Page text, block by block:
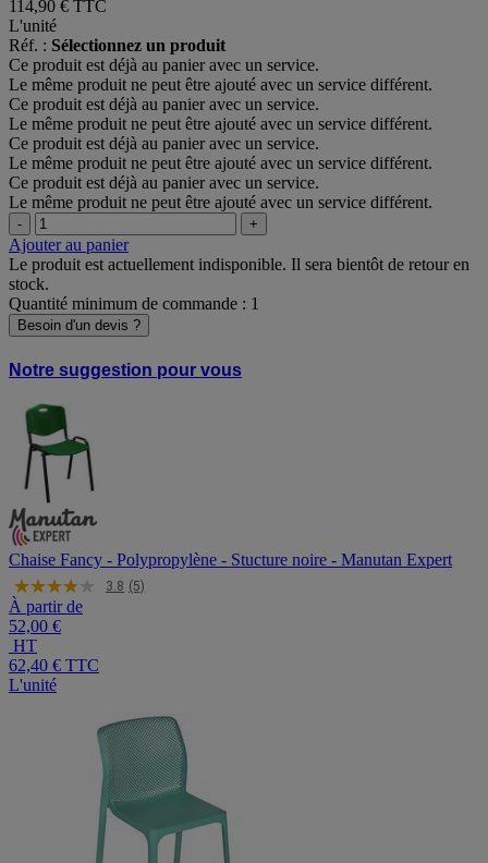
114,90 € TTC
L'unité
Réf. : Sélectionnez un produit
Ce produit est déjà au panier avec un service.
Le même produit ne peut être ajouté avec un service différent.
Ce produit est déjà au panier avec un service.
Le même produit ne peut être ajouté avec un service différent.
Ce produit est déjà au panier avec un service.
Le même produit ne peut être ajouté avec un service différent.
Ce produit est déjà au panier avec un service.
Le même produit ne peut être ajouté avec un service différent.
- +
Ajouter au panier
Le produit est actuellement indisponible. Il sera bientôt de retour en
stock.
Quantité minimum de commande : 1
Besoin d'un devis ?
Notre suggestion pour vous
Chaise Fancy - Polypropylène - Stucture noire - Manutan Expert
3.8 (5)
À partir de
52,00 €
HT
62,40 € TTC
L'unité